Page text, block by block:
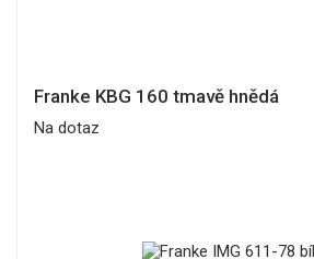
Franke KBG 160 tmavě hnědá
Na dotaz